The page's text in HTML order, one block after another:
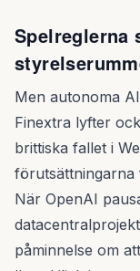
Spelreglerna
Men autonoma
Finextra lyfter
brittiska fallet i
förutsättningarna
När OpenAI
påminnelse om